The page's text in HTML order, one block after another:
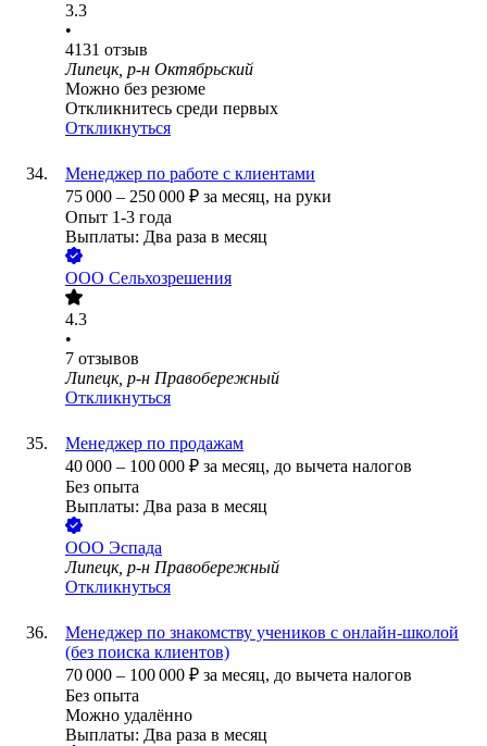
3.3
•
4131 отзыв
Липецк, р-н Октябрьский
Можно без резюме
Откликнитесь среди первых
Откликнуться
Менеджер по работе с клиентами
75 000 – 250 000 ₽ за месяц, на руки
Опыт 1-3 года
Выплаты: Два раза в месяц
ООО Сельхозрешения
4.3
•
7 отзывов
Липецк, р-н Правобережный
Откликнуться
Менеджер по продажам
40 000 – 100 000 ₽ за месяц, до вычета налогов
Без опыта
Выплаты: Два раза в месяц
ООО Эспада
Липецк, р-н Правобережный
Откликнуться
Менеджер по знакомству учеников с онлайн-школой
(без поиска клиентов)
70 000 – 100 000 ₽ за месяц, до вычета налогов
Без опыта
Можно удалённо
Выплаты: Два раза в месяц